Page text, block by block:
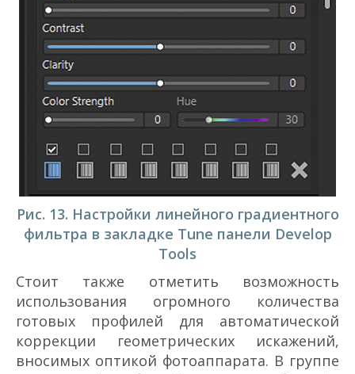
Рис. 13. Настройки линейного градиентного
фильтра в закладке Tune панели Develop
Tools
Стоит также отметить возможность
использования огромного количества
готовых профилей для автоматической
коррекции геометрических искажений,
вносимых оптикой фотоаппарата. В группе